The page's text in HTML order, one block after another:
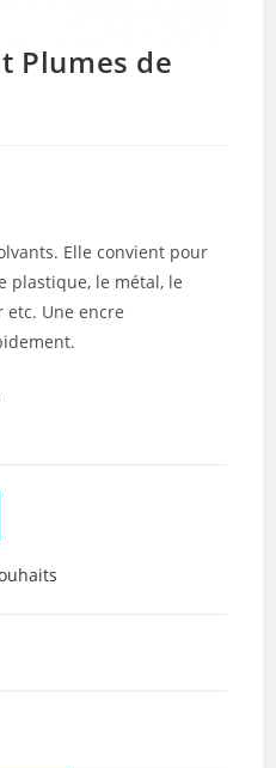
Plumes de
Elle convient pour
plastique, le métal, le
etc. Une encre